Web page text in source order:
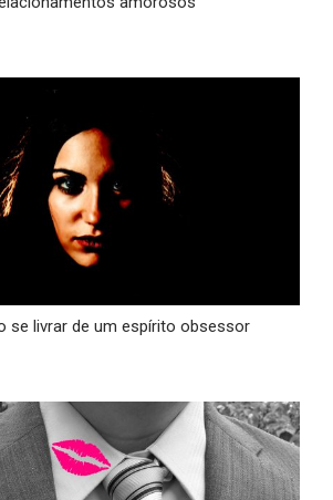
se livrar de um espírito obsessor